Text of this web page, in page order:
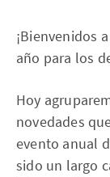
¡Bienvenidos
año para los
Hoy
novedades
evento anual
sido un largo